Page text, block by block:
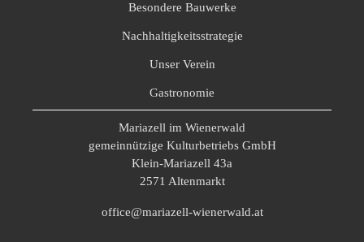
Besondere Bauwerke
Nachhaltigkeitsstrategie
Unser Verein
Gastronomie
Mariazell im Wienerwald
gemeinnützige Kulturbetriebs GmbH
Klein-Mariazell 43a
2571 Altenmarkt
office@mariazell-wienerwald.at